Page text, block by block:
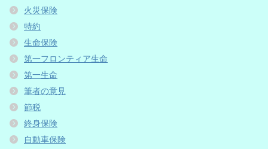
火災保険
特約
生命保険
第一フロンティア生命
第一生命
筆者の意見
節税
終身保険
自動車保険